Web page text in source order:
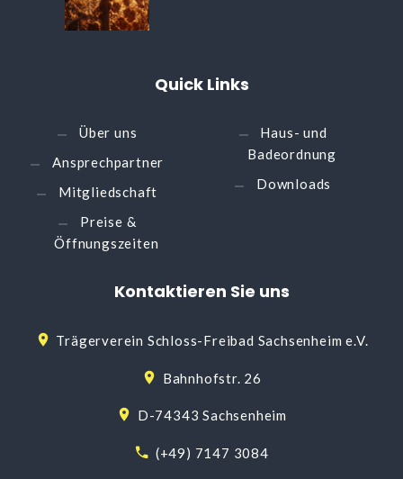
Quick Links
Über uns
Ansprechpartner
Mitgliedschaft
Preise &
Öffnungszeiten
Haus- und
Badeordnung
Downloads
Kontaktieren Sie uns
Trägerverein Schloss-Freibad Sachsenheim e.V.
Bahnhofstr. 26
D-74343 Sachsenheim
(+49) 7147 3084